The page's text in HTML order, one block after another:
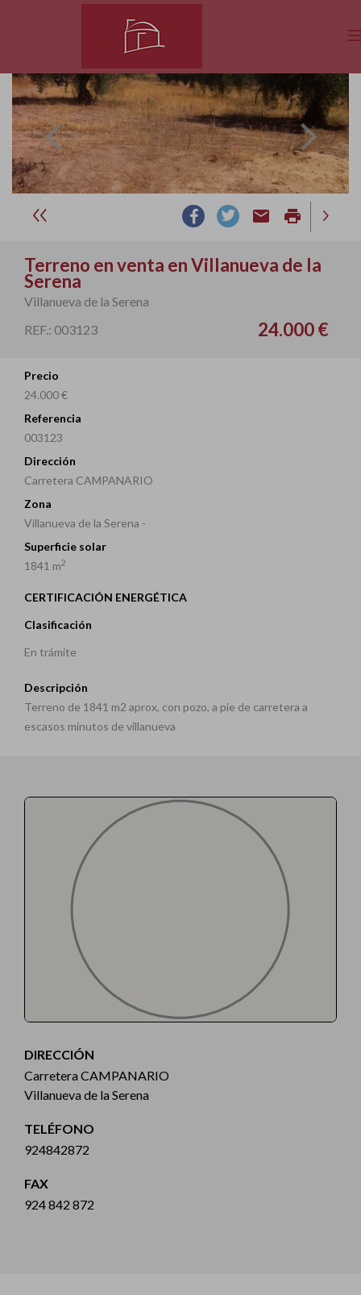
email print
Terreno en venta en Villanueva de la
Serena
Villanueva de la Serena
REF.: 003123
24.000 €
Precio
24.000 €
Referencia
003123
Dirección
Carretera CAMPANARIO
Zona
Villanueva de la Serena -
Superficie solar
1841 m2
CERTIFICACIÓN ENERGÉTICA
Clasificación
En trámite
Descripción
Terreno de 1841 m2 aprox, con pozo, a pie de carretera a
escasos minutos de villanueva
DIRECCIÓN
Carretera CAMPANARIO
Villanueva de la Serena
TELÉFONO
924842872
FAX
924 842 872